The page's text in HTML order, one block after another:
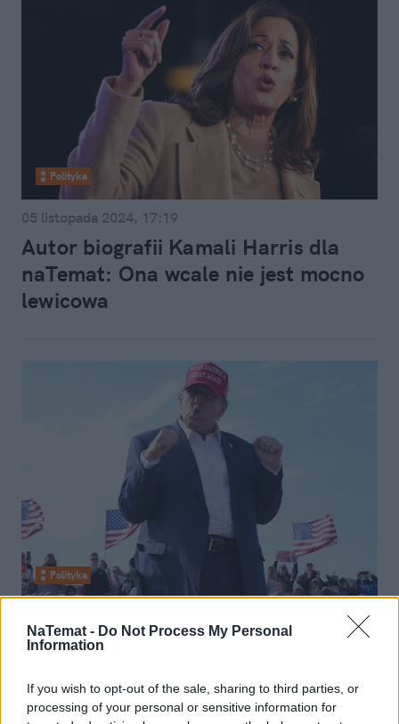
NaTemat - Do Not Process My Personal
Information
If you wish to opt-out of the sale, sharing to third parties, or
processing of your personal or sensitive information for
Polityka
05 listopada 2024, 17:19
Autor biografii Kamali Harris dla
naTemat: Ona wcale nie jest mocno
lewicowa
Polityka
"Jeśli Trump nie wygra, mogą dziać
Amerykanie przed wyborami